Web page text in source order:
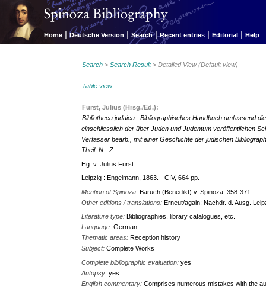
Home | Deutsche Version | Search | Recent entries | Editorial | Help
Search >Search Result> Detailed View (Default view)
Table view
Fürst, Julius (Hrsg./Ed.):
Bibliotheca judaica : Bibliographisches Handbuch umfassend
einschliesslich der über Juden und Judentum veröffentlichen
Verfasser bearb., mit einer Geschichte der jüdischen
Theil: N - Z
Hg. v. Julius Fürst
Leipzig : Engelmann, 1863. - CIV, 664 pp.
Mention of Spinoza:Baruch (Benedikt) v. Spinoza: 358-371
Other editions / translations:Erneut/again: Nachdr. d. Ausg.
Literature type:Bibliographies, library catalogues, etc.
Language:German
Thematic areas:Reception history
Subject:Complete Works
Complete bibliographic evaluation:yes
Autopsy:yes
English commentary:Comprises numerous mistakes with the